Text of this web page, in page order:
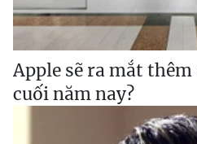
Apple sẽ ra mắt thêm
cuối năm nay?